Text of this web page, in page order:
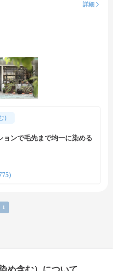
詳細
ョンで毛先まで均一に染める
1